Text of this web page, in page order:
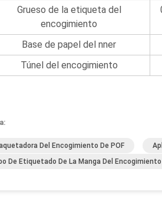
Grueso de la etiqueta del
encogimiento
Base de papel del nner
Túnel del encogimiento
Del Encogimiento De POF
De Etiquetado De La Manga Del Encogimiento